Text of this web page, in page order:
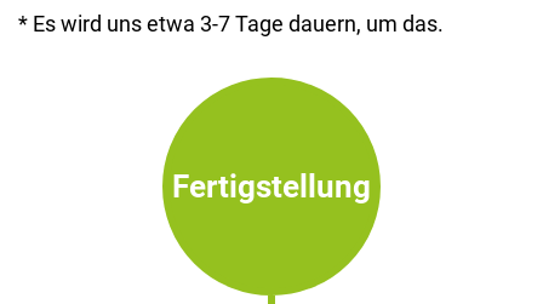
* Es wird uns etwa 3-7 Tage dauern, um das.
Fertigstellung